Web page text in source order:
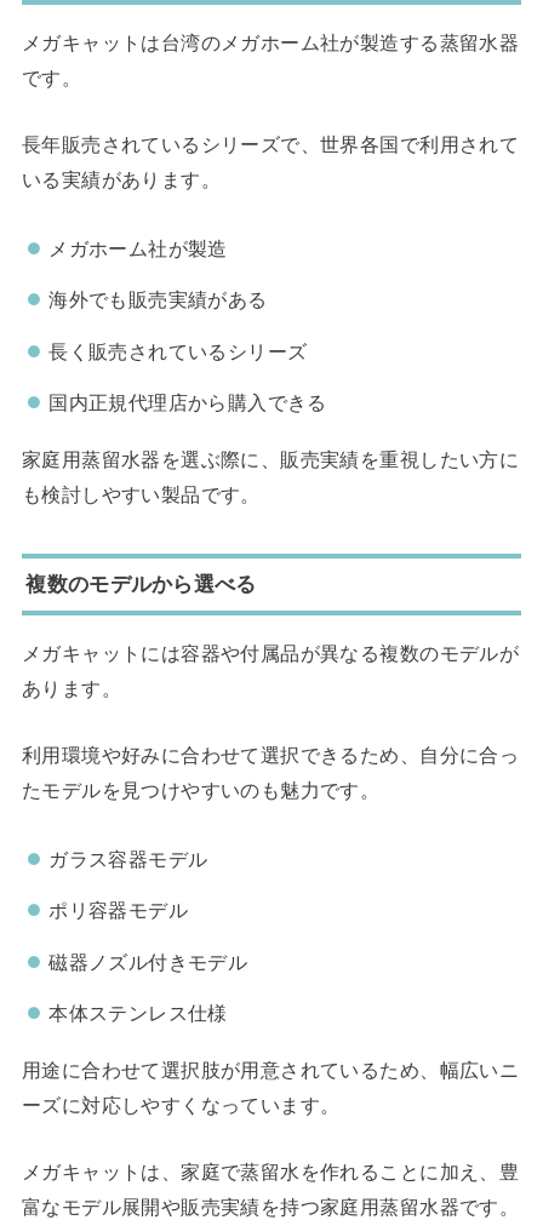
メガキャットは台湾のメガホーム社が製造する蒸留水器
です。
長年販売されているシリーズで、世界各国で利用されて
いる実績があります。
メガホーム社が製造
海外でも販売実績がある
長く販売されているシリーズ
国内正規代理店から購入できる
家庭用蒸留水器を選ぶ際に、販売実績を重視したい方に
も検討しやすい製品です。
複数のモデルから選べる
メガキャットには容器や付属品が異なる複数のモデルが
あります。
利用環境や好みに合わせて選択できるため、自分に合っ
たモデルを見つけやすいのも魅力です。
ガラス容器モデル
ポリ容器モデル
磁器ノズル付きモデル
本体ステンレス仕様
用途に合わせて選択肢が用意されているため、幅広いニ
ーズに対応しやすくなっています。
メガキャットは、家庭で蒸留水を作れることに加え、豊
富なモデル展開や販売実績を持つ家庭用蒸留水器です。